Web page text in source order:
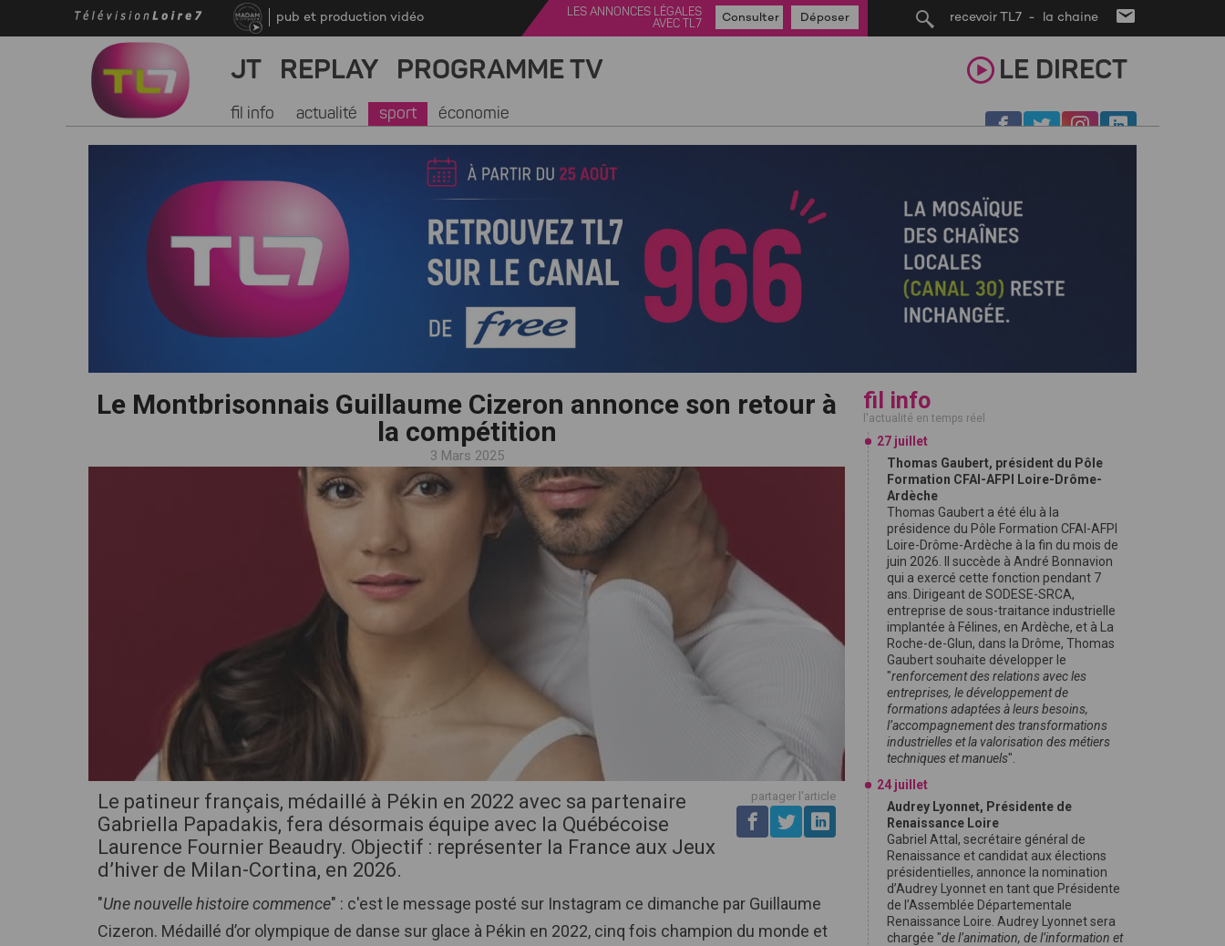
recevoir TL7 - la chaine
pub et production vidéo
LES ANNONCES LÉGALES
AVEC TL7
Consulter Déposer
JT REPLAY PROGRAMME TV LE DIRECT
fil info actualité sport économie
Le Montbrisonnais Guillaume Cizeron annonce son retour à
la compétition
3 Mars 2025
cliquez pour zoomer
Le patineur français, médaillé à Pékin en 2022 avec sa partenaire
Gabriella Papadakis, fera désormais équipe avec la Québécoise
Laurence Fournier Beaudry. Objectif : représenter la France aux Jeux
d’hiver de Milan-Cortina, en 2026.
partager l'article
"Une nouvelle histoire commence" : c'est le message posté sur Instagram ce dimanche par Guillaume
Cizeron. Médaillé d’or olympique de danse sur glace à Pékin en 2022, cinq fois champion du monde et
fil info
l'actualité en temps réel
27 juillet
Thomas Gaubert, président du Pôle
Formation CFAI-AFPI Loire-Drôme-
Ardèche
Thomas Gaubert a été élu à la
présidence du Pôle Formation CFAI-AFPI
Loire-Drôme-Ardèche à la fin du mois de
juin 2026. Il succède à André Bonnavion
qui a exercé cette fonction pendant 7
ans. Dirigeant de SODESE-SRCA,
entreprise de sous-traitance industrielle
implantée à Félines, en Ardèche, et à La
Roche-de-Glun, dans la Drôme, Thomas
Gaubert souhaite développer le
"renforcement des relations avec les
entreprises, le développement de
formations adaptées à leurs besoins,
l’accompagnement des transformations
industrielles et la valorisation des métiers
techniques et manuels".
24 juillet
Audrey Lyonnet, Présidente de
Renaissance Loire
Gabriel Attal, secrétaire général de
Renaissance et candidat aux élections
présidentielles, annonce la nomination
d’Audrey Lyonnet en tant que Présidente
de l’Assemblée Départementale
Renaissance Loire. Audrey Lyonnet sera
chargée "de l’animation, de l’information et